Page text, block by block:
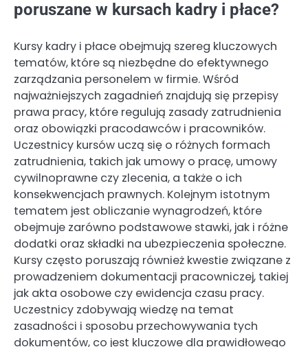
poruszane w kursach kadry i płace?
Kursy kadry i płace obejmują szereg kluczowych
tematów, które są niezbędne do efektywnego
zarządzania personelem w firmie. Wśród
najważniejszych zagadnień znajdują się przepisy
prawa pracy, które regulują zasady zatrudnienia
oraz obowiązki pracodawców i pracowników.
Uczestnicy kursów uczą się o różnych formach
zatrudnienia, takich jak umowy o pracę, umowy
cywilnoprawne czy zlecenia, a także o ich
konsekwencjach prawnych. Kolejnym istotnym
tematem jest obliczanie wynagrodzeń, które
obejmuje zarówno podstawowe stawki, jak i różne
dodatki oraz składki na ubezpieczenia społeczne.
Kursy często poruszają również kwestie związane z
prowadzeniem dokumentacji pracowniczej, takiej
jak akta osobowe czy ewidencja czasu pracy.
Uczestnicy zdobywają wiedzę na temat
zasadności i sposobu przechowywania tych
dokumentów, co jest kluczowe dla prawidłowego